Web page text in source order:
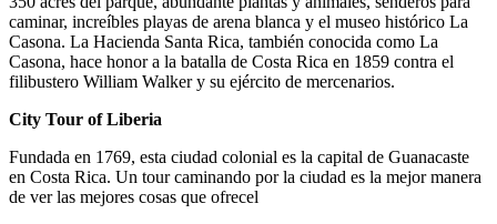
caminar, increíbles playas de arena blanca y el museo histórico La
Casona. La Hacienda Santa Rica, también conocida como La
Casona, hace honor a la batalla de Costa Rica en 1859 contra el
filibustero William Walker y su ejército de mercenarios.
City Tour of Liberia
Fundada en 1769, esta ciudad colonial es la capital de Guanacaste
en Costa Rica. Un tour caminando por la ciudad es la mejor manera
de ver las mejores cosas que ofrecel